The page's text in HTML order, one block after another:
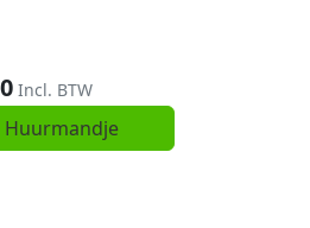
Incl. BTW
Huurmandje